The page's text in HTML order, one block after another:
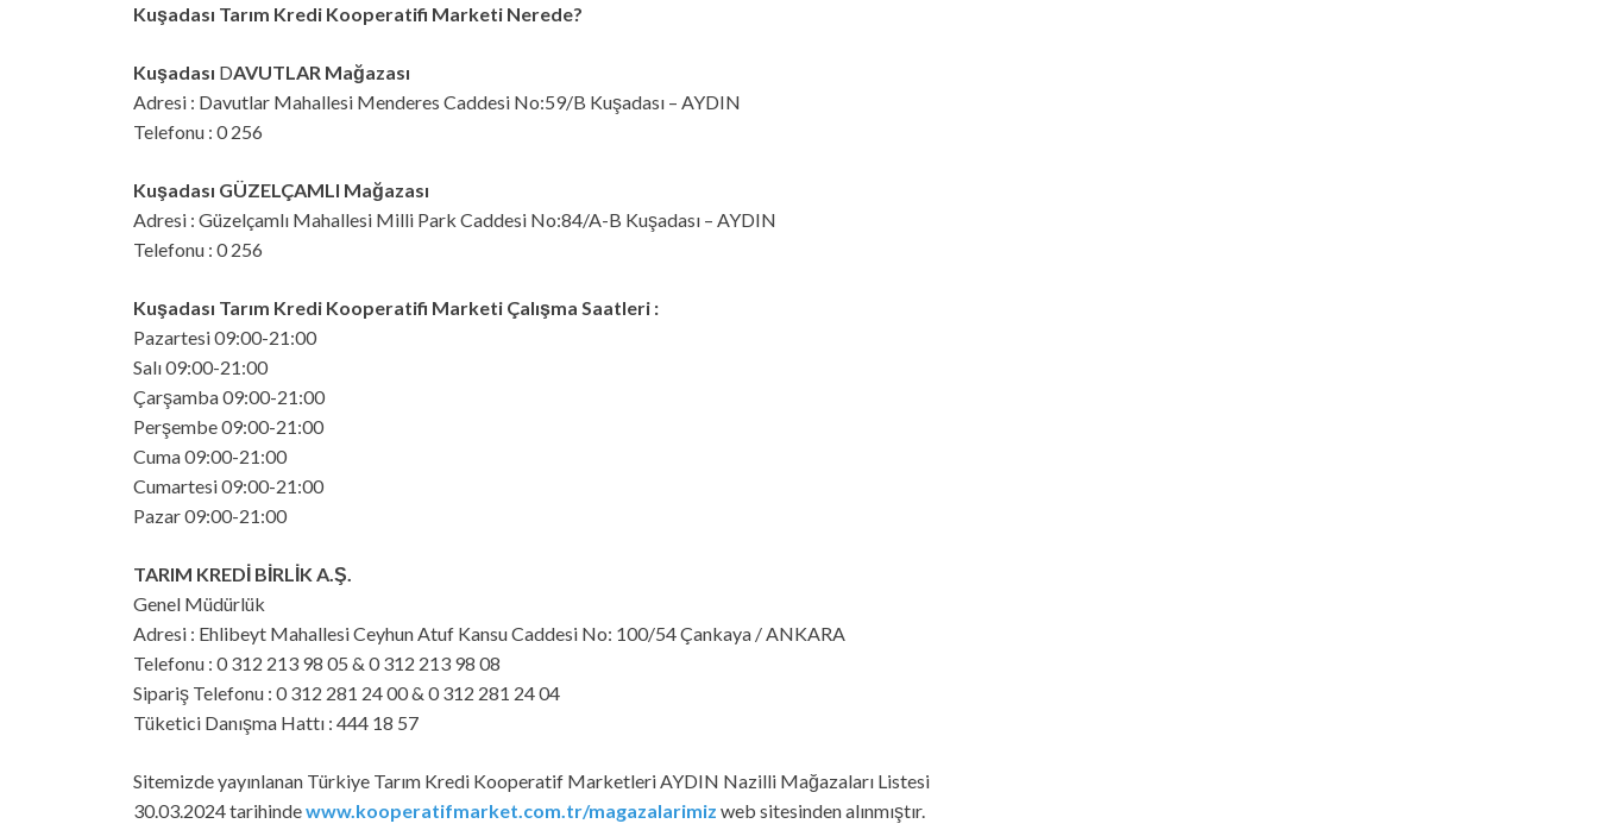
Kuşadası Tarım Kredi Kooperatifi Marketi Nerede?
Kuşadası DAVUTLAR Mağazası
Adresi : Davutlar Mahallesi Menderes Caddesi No:59/B Kuşadası – AYDIN
Telefonu : 0 256
Kuşadası GÜZELÇAMLI Mağazası
Adresi : Güzelçamlı Mahallesi Milli Park Caddesi No:84/A-B Kuşadası – AYDIN
Telefonu : 0 256
Kuşadası Tarım Kredi Kooperatifi Marketi Çalışma Saatleri :
Pazartesi 09:00-21:00
Salı 09:00-21:00
Çarşamba 09:00-21:00
Perşembe 09:00-21:00
Cuma 09:00-21:00
Cumartesi 09:00-21:00
Pazar 09:00-21:00
TARIM KREDİ BİRLİK A.Ş.
Genel Müdürlük
Adresi : Ehlibeyt Mahallesi Ceyhun Atuf Kansu Caddesi No: 100/54 Çankaya / ANKARA
Telefonu : 0 312 213 98 05 & 0 312 213 98 08
Sipariş Telefonu : 0 312 281 24 00 & 0 312 281 24 04
Tüketici Danışma Hattı : 444 18 57
Sitemizde yayınlanan Türkiye Tarım Kredi Kooperatif Marketleri AYDIN Nazilli Mağazaları Listesi
30.03.2024 tarihindewww.kooperatifmarket.com.tr/magazalarimiz web sitesinden alınmıştır.